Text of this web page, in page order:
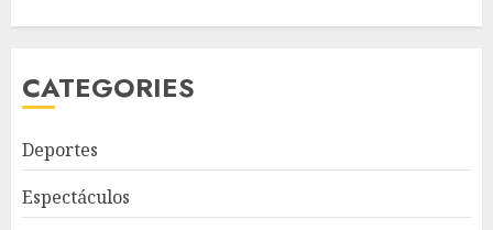
CATEGORIES
Deportes
Espectáculos